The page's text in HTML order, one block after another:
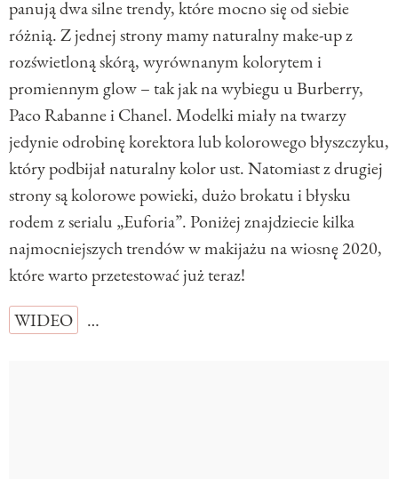
panują dwa silne trendy, które mocno się od siebie
różnią. Z jednej strony mamy naturalny make-up z
rozświetloną skórą, wyrównanym kolorytem i
promiennym glow – tak jak na wybiegu u Burberry,
Paco Rabanne i Chanel. Modelki miały na twarzy
jedynie odrobinę korektora lub kolorowego błyszczyku,
który podbijał naturalny kolor ust. Natomiast z drugiej
strony są kolorowe powieki, dużo brokatu i błysku
rodem z serialu „Euforia”. Poniżej znajdziecie kilka
najmocniejszych trendów w makijażu na wiosnę 2020,
które warto przetestować już teraz!
WIDEO
…